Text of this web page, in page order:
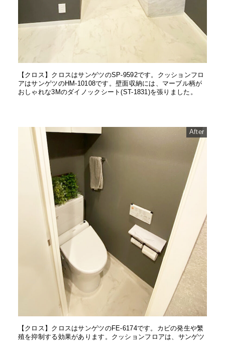
【クロス】クロスはサンゲツのSP-9592です。クッションフロ
アはサンゲツのHM-10108です。壁面収納には、マーブル柄が
おしゃれな3Mのダイノックシート(ST-1831)を張りました。
After
【クロス】クロスはサンゲツのFE-6174です。カビの発生や繁
殖を抑制する効果があります。クッションフロアは、サンゲツ